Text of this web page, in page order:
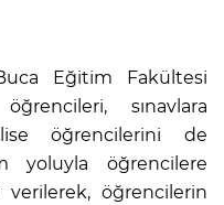
Eğitim Fakültesi
sınavlara
öğrencilerini de
yoluyla öğrencilere
öğrencilerin